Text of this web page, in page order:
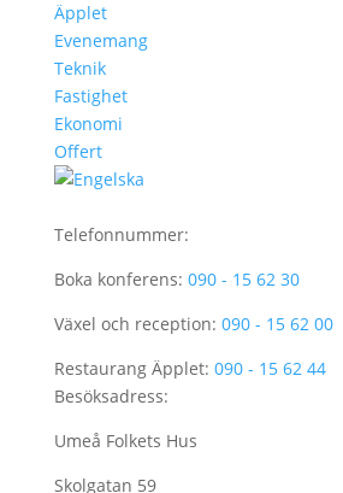
Äpplet
Evenemang
Teknik
Fastighet
Ekonomi
Offert
Telefonnummer:
Boka konferens: 090 - 15 62 30
Växel och reception: 090 - 15 62 00
Restaurang Äpplet: 090 - 15 62 44
Besöksadress:
Umeå Folkets Hus
Skolgatan 59